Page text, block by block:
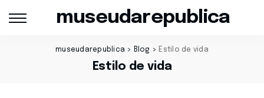
museudarepublica
museudarepublica > Blog > Estilo de vida
Estilo de vida